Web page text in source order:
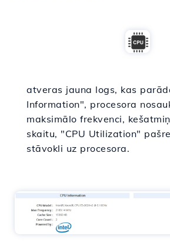
atveras jauna logs, kas
Information", procesora
maksimālo frekvenci,
skaitu, "CPU Utilization"
stāvokli uz procesora.